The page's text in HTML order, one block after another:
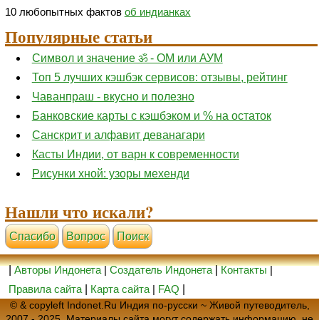
10 любопытных фактов об индианках
Популярные статьи
Символ и значение ॐ - ОМ или АУМ
Топ 5 лучших кэшбэк сервисов: отзывы, рейтинг
Чаванпраш - вкусно и полезно
Банковские карты с кэшбэком и % на остаток
Санскрит и алфавит деванагари
Касты Индии, от варн к современности
Рисунки хной: узоры мехенди
Нашли что искали?
Cпасибо Вопрос Поиск
|Авторы Индонета|Создатель Индонета|Контакты|
Правила сайта
Карта сайта | FAQ
© & copyleft Indonet.Ru Индия по-русски ~ Живой путеводитель,